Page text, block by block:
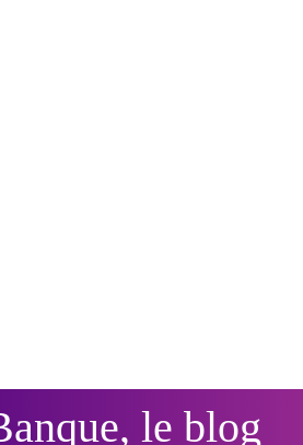
le blog